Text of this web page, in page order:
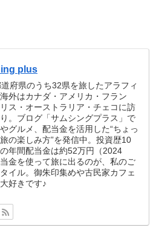
plus
府県のうち32県を旅したアラフィ
外はカナダ・アメリカ・フラン
ス・オーストラリア・チェコに訪
。ブログ「サムシングプラス」で
グルメ、配当金を活用した“ちょっ
の楽しみ方”を発信中。投資歴10
年間配当金は約52万円（2024
金を使って旅に出るのが、私のご
イル。御朱印集めや古民家カフェ
好きです♪